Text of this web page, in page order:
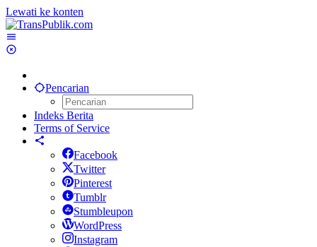
Lewati ke konten
Pencarian
Indeks Berita
Terms of Service
Facebook
Twitter
Pinterest
Tumblr
Stumbleupon
WordPress
Instagram